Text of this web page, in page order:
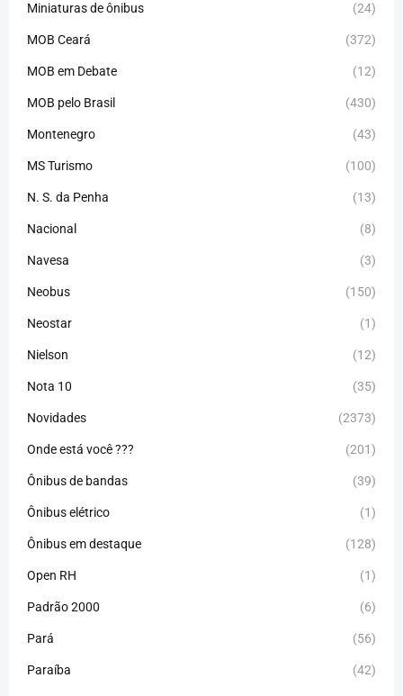
Miniaturas de ônibus (24)
MOB Ceará (372)
MOB em Debate (12)
MOB pelo Brasil (430)
Montenegro (43)
MS Turismo (100)
N. S. da Penha (13)
Nacional (8)
Navesa (3)
Neobus (150)
Neostar (1)
Nielson (12)
Nota 10 (35)
Novidades (2373)
Onde está você ??? (201)
Ônibus de bandas (39)
Ônibus elétrico (1)
Ônibus em destaque (128)
Open RH (1)
Padrão 2000 (6)
Pará (56)
Paraíba (42)